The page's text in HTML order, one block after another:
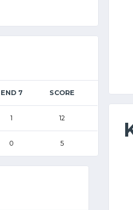
END 7 SCORE
1 12
0 5